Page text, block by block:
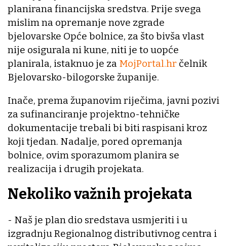
planirana financijska sredstva. Prije svega
mislim na opremanje nove zgrade
bjelovarske Opće bolnice, za što bivša vlast
nije osigurala ni kune, niti je to uopće
planirala, istaknuo je za MojPortal.hr čelnik
Bjelovarsko-bilogorske županije.
Inače, prema županovim riječima, javni pozivi
za sufinanciranje projektno-tehničke
dokumentacije trebali bi biti raspisani kroz
koji tjedan. Nadalje, pored opremanja
bolnice, ovim sporazumom planira se
realizacija i drugih projekata.
Nekoliko važnih projekata
- Naš je plan dio sredstava usmjeriti i u
izgradnju Regionalnog distributivnog centra i